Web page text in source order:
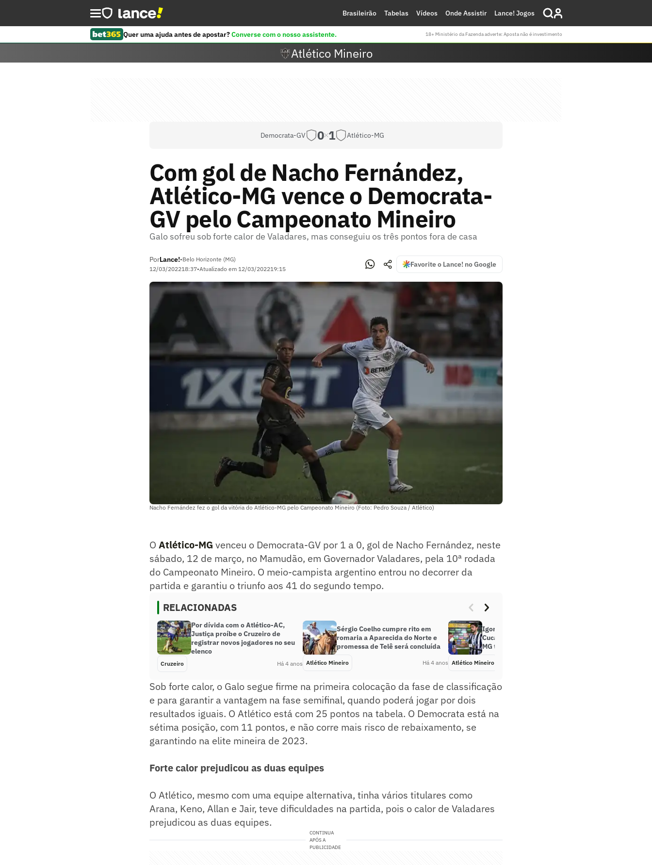
Brasileirão Tabelas Vídeos Onde Assistir Lance! Jogos
Quer uma ajuda antes de apostar?Converse com o nosso assistente. 18+ Ministério da Fazenda adverte: Aposta não é investimento
Atlético Mineiro
Democrata-GV 0 1 Atlético-MG
Com gol de Nacho Fernández,
Atlético-MG vence o Democrata-
GV pelo Campeonato Mineiro
Galo sofreu sob forte calor de Valadares, mas conseguiu os três pontos fora de casa
PorLance!•Belo Horizonte (MG)
12/03/202218:37•Atualizado em 12/03/202219:15
Favorite o Lance! no Google
Nacho Fernández fez o gol da vitória do Atlético-MG pelo Campeonato Mineiro (Foto: Pedro Souza / Atlético)
O Atlético-MG venceu o Democrata-GV por 1 a 0, gol de Nacho Fernández, neste
sábado, 12 de março, no Mamudão, em Governador Valadares, pela 10ª rodada
do Campeonato Mineiro. O meio-campista argentino entrou no decorrer da
partida e garantiu o triunfo aos 41 do segundo tempo.
RELACIONADAS
Por dívida com o Atlético-AC,
Justiça proíbe o Cruzeiro de
registrar novos jogadores no seu
elenco
Cruzeiro Há 4 anos
Sérgio Coelho cumpre rito em
romaria a Aparecida do Norte e
promessa de Telê será concluída
Atlético Mineiro Há 4 anos
Igor Rabello diz que trabalho de
Cuca e Turco Mohamed no Atlético-
MG tem semelhanças
Atlético Mineiro
Sob forte calor, o Galo segue firme na primeira colocação da fase de classificação
e para garantir a vantagem na fase semifinal, quando poderá jogar por dois
resultados iguais. O Atlético está com 25 pontos na tabela. O Democrata está na
sétima posição, com 11 pontos, e não corre mais risco de rebaixamento, se
garantindo na elite mineira de 2023.
Forte calor prejudicou as duas equipes
O Atlético, mesmo com uma equipe alternativa, tinha vários titulares como
Arana, Keno, Allan e Jair, teve dificuldades na partida, pois o calor de Valadares
prejudicou as duas equipes.
CONTINUA
APÓS A
PUBLICIDADE